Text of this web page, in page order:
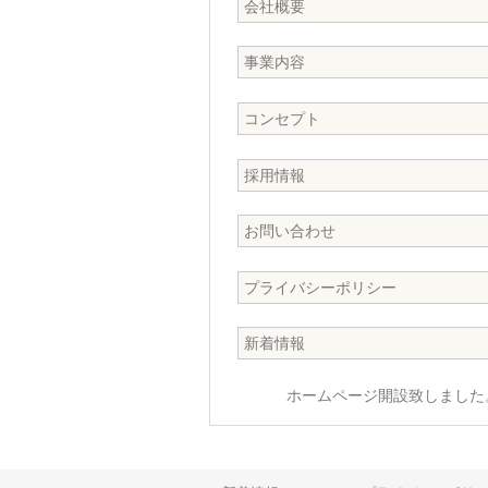
会社概要
事業内容
コンセプト
採用情報
お問い合わせ
プライバシーポリシー
新着情報
ホームページ開設致しました